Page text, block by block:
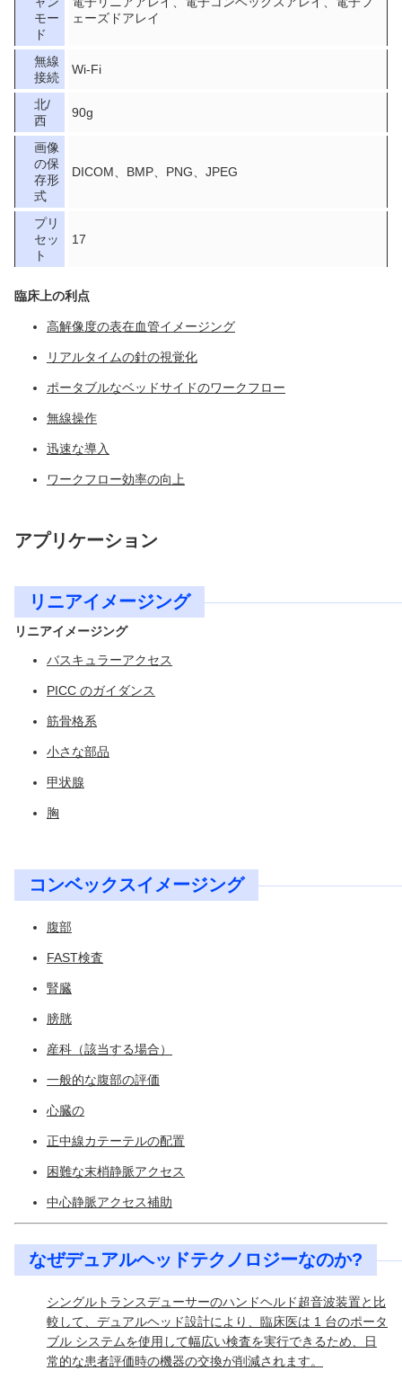
モー
ド
ェーズドアレイ
無線
接続
Wi-Fi
北/
西
90g
画像
の保
存形
式
DICOM、BMP、PNG、JPEG
プリ
セッ
ト
17
臨床上の利点
高解像度の表在血管イメージング
リアルタイムの針の視覚化
ポータブルなベッドサイドのワークフロー
無線操作
迅速な導入
ワークフロー効率の向上
アプリケーション
リニアイメージング
リニアイメージング
バスキュラーアクセス
PICC のガイダンス
筋骨格系
小さな部品
甲状腺
胸
コンベックスイメージング
腹部
FAST検査
腎臓
膀胱
産科（該当する場合）
一般的な腹部の評価
心臓の
正中線カテーテルの配置
困難な末梢静脈アクセス
中心静脈アクセス補助
なぜデュアルヘッドテクノロジーなのか?
シングルトランスデューサーのハンドヘルド超音波装置と比
較して、デュアルヘッド設計により、臨床医は 1 台のポータ
ブル システムを使用して幅広い検査を実行できるため、日
常的な患者評価時の機器の交換が削減されます。